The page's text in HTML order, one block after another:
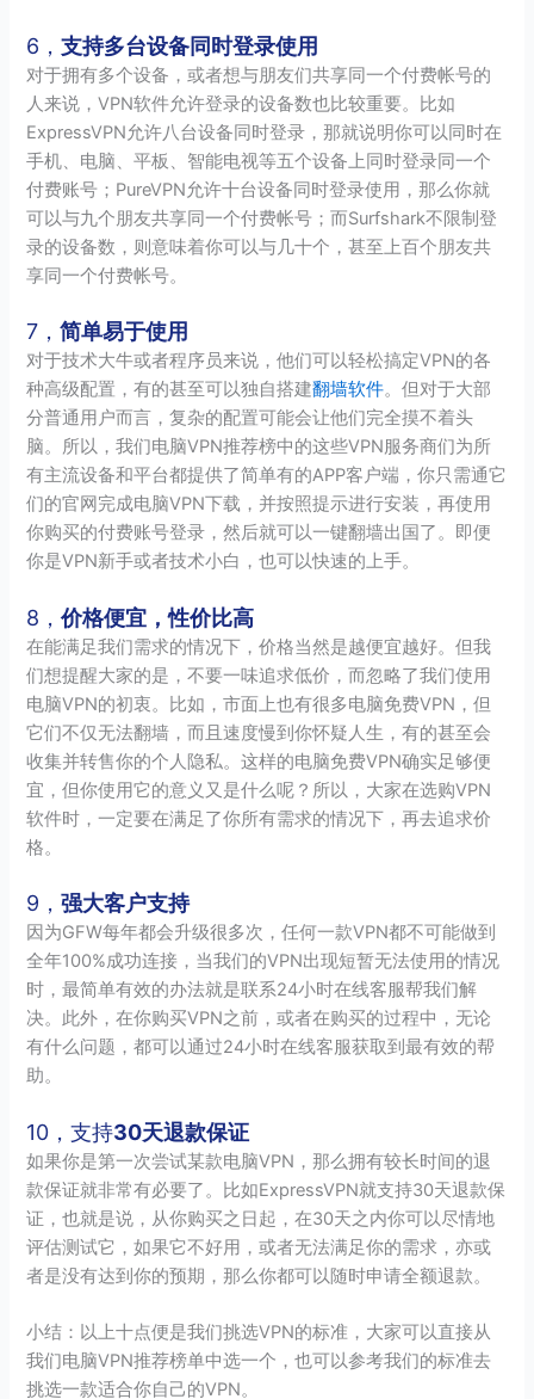
6，支持多台设备同时登录使用
对于拥有多个设备，或者想与朋友们共享同一个付费帐号的
人来说，VPN软件允许登录的设备数也比较重要。比如
ExpressVPN允许八台设备同时登录，那就说明你可以同时在
手机、电脑、平板、智能电视等五个设备上同时登录同一个
付费账号；PureVPN允许十台设备同时登录使用，那么你就
可以与九个朋友共享同一个付费帐号；而Surfshark不限制登
录的设备数，则意味着你可以与几十个，甚至上百个朋友共
享同一个付费帐号。
7，简单易于使用
对于技术大牛或者程序员来说，他们可以轻松搞定VPN的各
种高级配置，有的甚至可以独自搭建翻墙软件。但对于大部
分普通用户而言，复杂的配置可能会让他们完全摸不着头
脑。所以，我们电脑VPN推荐榜中的这些VPN服务商们为所
有主流设备和平台都提供了简单有的APP客户端，你只需通它
们的官网完成电脑VPN下载，并按照提示进行安装，再使用
你购买的付费账号登录，然后就可以一键翻墙出国了。即便
你是VPN新手或者技术小白，也可以快速的上手。
8，价格便宜，性价比高
在能满足我们需求的情况下，价格当然是越便宜越好。但我
们想提醒大家的是，不要一味追求低价，而忽略了我们使用
电脑VPN的初衷。比如，市面上也有很多电脑免费VPN，但
它们不仅无法翻墙，而且速度慢到你怀疑人生，有的甚至会
收集并转售你的个人隐私。这样的电脑免费VPN确实足够便
宜，但你使用它的意义又是什么呢？所以，大家在选购VPN
软件时，一定要在满足了你所有需求的情况下，再去追求价
格。
9，强大客户支持
因为GFW每年都会升级很多次，任何一款VPN都不可能做到
全年100%成功连接，当我们的VPN出现短暂无法使用的情况
时，最简单有效的办法就是联系24小时在线客服帮我们解
决。此外，在你购买VPN之前，或者在购买的过程中，无论
有什么问题，都可以通过24小时在线客服获取到最有效的帮
助。
10，支持30天退款保证
如果你是第一次尝试某款电脑VPN，那么拥有较长时间的退
款保证就非常有必要了。比如ExpressVPN就支持30天退款保
证，也就是说，从你购买之日起，在30天之内你可以尽情地
评估测试它，如果它不好用，或者无法满足你的需求，亦或
者是没有达到你的预期，那么你都可以随时申请全额退款。
小结：以上十点便是我们挑选VPN的标准，大家可以直接从
我们电脑VPN推荐榜单中选一个，也可以参考我们的标准去
挑选一款适合你自己的VPN。